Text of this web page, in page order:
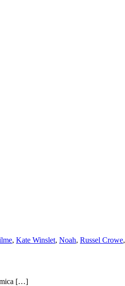
, Kate Winslet, Noah, Russel Crowe,
mica […]